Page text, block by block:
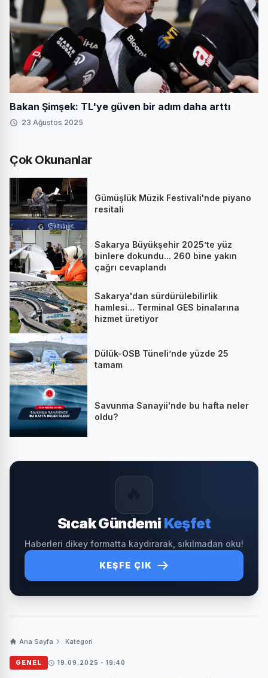
Bakan Şimşek: TL'ye güven bir adım daha arttı
23 Ağustos 2025
Çok Okunanlar
Gümüşlük Müzik Festivali'nde piyano
resitali
Sakarya Büyükşehir 2025’te yüz
binlere dokundu... 260 bine yakın
çağrı cevaplandı
Sakarya'dan sürdürülebilirlik
hamlesi... Terminal GES binalarına
hizmet üretiyor
Dülük-OSB Tüneli’nde yüzde 25
tamam
Savunma Sanayii'nde bu hafta neler
oldu?
Sıcak Gündemi Keşfet
Haberleri dikey formatta kaydırarak, sıkılmadan oku!
KEŞFE ÇIK
Ana Sayfa Kategori
GENEL 19.09.2025 - 19:40